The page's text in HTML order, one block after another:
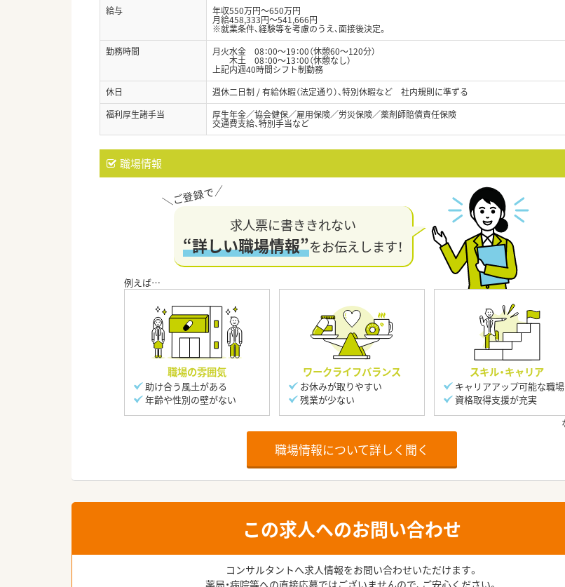
給与
年収550万円～650万円
月給458,333円～541,666円
※就業条件、経験等を考慮のうえ、面接後決定。
勤務時間
月火水金 08：00～19：00（休憩60～120分）
木土 08：00～13：00（休憩なし）
上記内週40時間シフト制勤務
休日
週休二日制 / 有給休暇（法定通り）、特別休暇など 社内規則に準ずる
福利厚生諸手当
厚生年金／協会健保／雇用保険／労災保険／薬剤師賠償責任保険
交通費支給、特別手当など
職場情報
求人票に書ききれない
“詳しい職場情報”をお伝えします！
職場の雰囲気
助け合う風土がある
年齢や性別の壁がない
ワークライフバランス
お休みが取りやすい
残業が少ない
スキル・キャリア
キャリアアップ可能な職場
資格取得支援が充実
職場情報について詳しく聞く
この求人へのお問い合わせ
コンサルタントへ求人情報をお問い合わせいただけます。